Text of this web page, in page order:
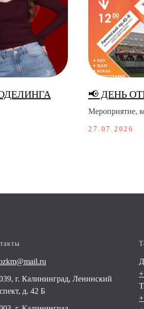
📢 ДЕНЬ
Мероприятие,
27.07.2026
г. Калининград, Ленинский
д. 42 Б